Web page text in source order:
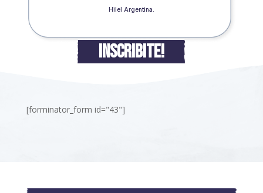
Hilel Argentina.
INSCRIBITE!
[forminator_form id="43"]